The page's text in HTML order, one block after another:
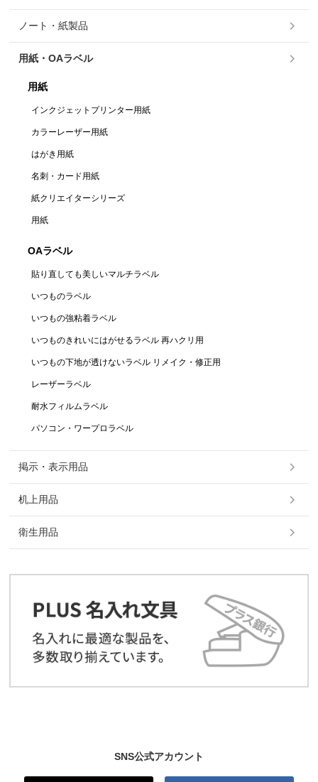
ノート・紙製品
用紙・OAラベル
用紙
インクジェットプリンター用紙
カラーレーザー用紙
はがき用紙
名刺・カード用紙
紙クリエイターシリーズ
用紙
OAラベル
貼り直しても美しいマルチラベル
いつものラベル
いつもの強粘着ラベル
いつものきれいにはがせるラベル 再ハクリ用
いつもの下地が透けないラベル リメイク・修正用
レーザーラベル
耐水フィルムラベル
パソコン・ワープロラベル
掲示・表示用品
机上用品
衛生用品
SNS公式アカウント